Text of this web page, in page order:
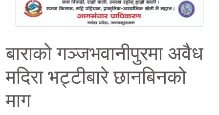
बाराको गञ्जभवानीपुरमा अवैध
मदिरा भट्टीबारे छानबिनको
माग